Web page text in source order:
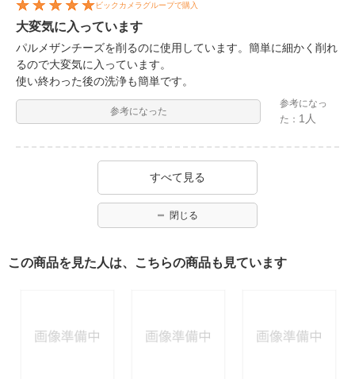
ビックカメラグループで購入
大変気に入っています
パルメザンチーズを削るのに使用しています。簡単に細かく削れ
るので大変気に入っています。
使い終わった後の洗浄も簡単です。
参考になった
参考になっ
た： 1人
すべて見る
閉じる
この商品を見た人は、こちらの商品も見ています